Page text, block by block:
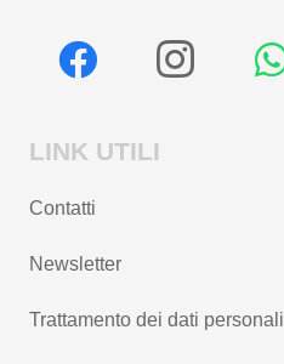
LINK UTILI
Contatti
Newsletter
Trattamento dei dati personali